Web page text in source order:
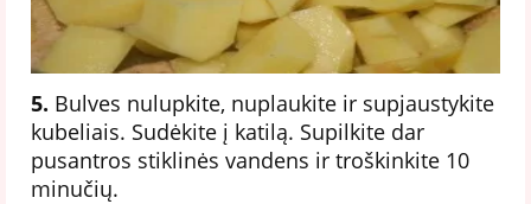
5. Bulves nulupkite, nuplaukite ir supjaustykite
kubeliais. Sudėkite į katilą. Supilkite dar
pusantros stiklinės vandens ir troškinkite 10
minučių.